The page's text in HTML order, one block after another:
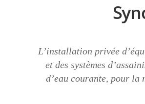
L’installation privée
et des systèmes
d’eau courante, pour la